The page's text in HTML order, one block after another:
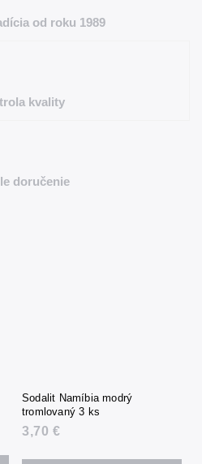
od roku 1989
kvality
doručenie
Sodalit Namíbia modrý
tromlovaný 3 ks
3,70 €